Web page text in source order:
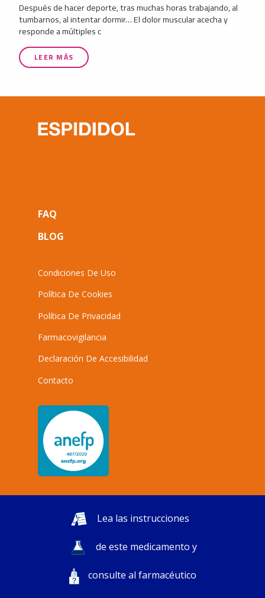
Después de hacer deporte, tras muchas horas trabajando, al
tumbarnos, al intentar dormir… El dolor muscular acecha y
responde a múltiples c
LEER MÁS
Top
FAQ
BLOG
Footer
Condiciones De Uso
Política De Cookies
Política De Privacidad
Farmacovigilancia
Declaración De Accesibilidad
Contacto
Lea las instrucciones
de este medicamento y
consulte al farmacéutico